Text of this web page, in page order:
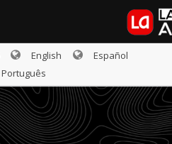
English
Español
Português